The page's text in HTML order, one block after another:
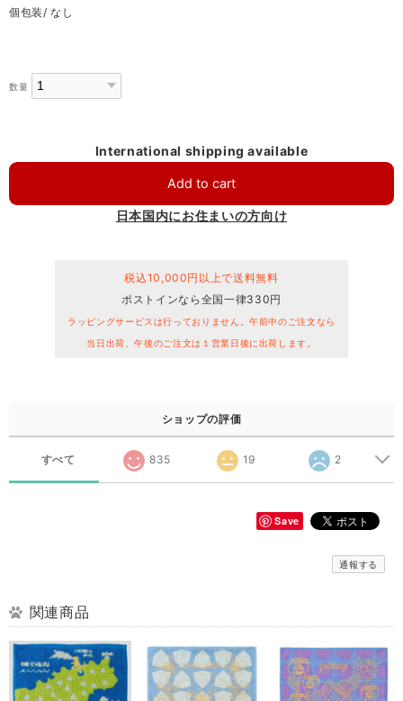
個包装/ なし
数量
International shipping available
Add to cart
日本国内にお住まいの方向け
税込10,000円以上で送料無料
ポストインなら全国一律330円
ラッピングサービスは行っておりません。午前中のご注文なら
当日出荷、午後のご注文は１営業日後に出荷します。
ショップの評価
すべて 835 19 2
Save
通報する
関連商品